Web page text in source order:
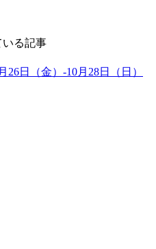
いる記事
26日（金）-10月28日（日）